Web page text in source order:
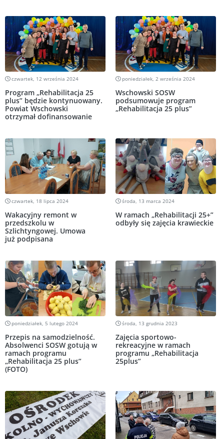
czwartek, 12 września 2024
Program „Rehabilitacja 25
plus” będzie kontynuowany.
Powiat Wschowski
otrzymał dofinansowanie
poniedziałek, 2 września 2024
Wschowski SOSW
podsumowuje program
„Rehabilitacja 25 plus”
czwartek, 18 lipca 2024
Wakacyjny remont w
przedszkolu w
Szlichtyngowej. Umowa
już podpisana
środa, 13 marca 2024
W ramach „Rehabilitacji 25+”
odbyły się zajęcia krawieckie
poniedziałek, 5 lutego 2024
Przepis na samodzielność.
Absolwenci SOSW gotują w
ramach programu
„Rehabilitacja 25 plus”
(FOTO)
środa, 13 grudnia 2023
Zajęcia sportowo-
rekreacyjne w ramach
programu „Rehabilitacja
25plus”